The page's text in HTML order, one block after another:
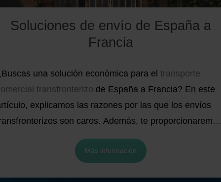
Soluciones de envío de España a
Francia
una solución económica para el transporte
transfronterizo de España a Francia? En este
explicamos las razones por las que los envíos
son caros. Además, te
mejores estrategias de fulfillment y envío para tu
de comercio electrónico, y un estimado del
Más información